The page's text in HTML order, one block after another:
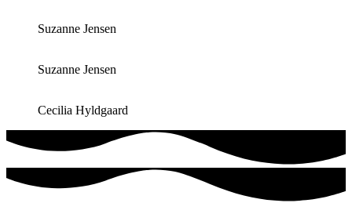
Suzanne Jensen
Suzanne Jensen
Cecilia Hyldgaard